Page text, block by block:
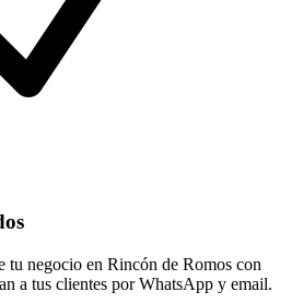
tu negocio en Rincón de Romos con
a tus clientes por WhatsApp y email.